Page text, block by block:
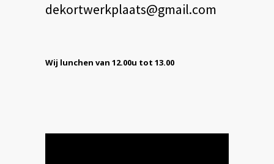
dekortwerkplaats@gmail.com
Wij lunchen van 12.00u tot 13.00